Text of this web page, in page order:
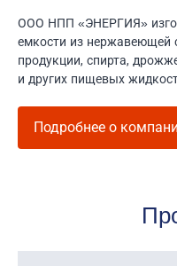
ООО НПП «ЭНЕРГИЯ»
емкости из нержавеющей
продукции, спирта,
и других пищевых
Подробнее о